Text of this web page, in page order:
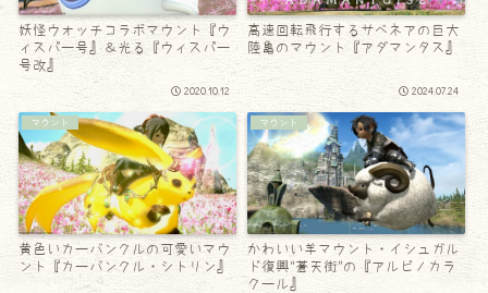
妖怪ウォッチコラボマウント『ウ
ィスパー号』＆光る『ウィスパー
号改』
2020.10.12
高速回転飛行するサベネアの巨大
陸亀のマウント『アダマンタス』
2024.07.24
マウント
黄色いカーバンクルの可愛いマウ
ント『カーバンクル・シトリン』
マウント
かわいい羊マウント・イシュガル
ド復興“蒼天街”の『アルビノカラ
クール』